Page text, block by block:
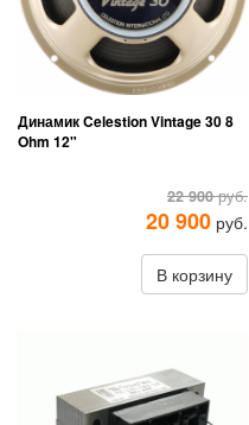
Динамик Celestion Vintage 30 8
Ohm 12"
22 900руб.
20 900 руб.
В корзину